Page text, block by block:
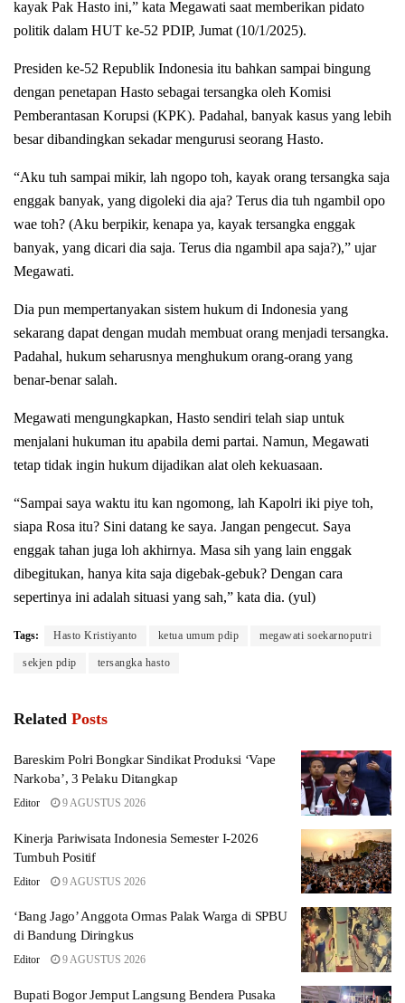
kayak Pak Hasto ini,” kata Megawati saat memberikan pidato
politik dalam HUT ke-52 PDIP, Jumat (10/1/2025).
Presiden ke-52 Republik Indonesia itu bahkan sampai bingung
dengan penetapan Hasto sebagai tersangka oleh Komisi
Pemberantasan Korupsi (KPK). Padahal, banyak kasus yang lebih
besar dibandingkan sekadar mengurusi seorang Hasto.
“Aku tuh sampai mikir, lah ngopo toh, kayak orang tersangka saja
enggak banyak, yang digoleki dia aja? Terus dia tuh ngambil opo
wae toh? (Aku berpikir, kenapa ya, kayak tersangka enggak
banyak, yang dicari dia saja. Terus dia ngambil apa saja?),” ujar
Megawati.
Dia pun mempertanyakan sistem hukum di Indonesia yang
sekarang dapat dengan mudah membuat orang menjadi tersangka.
Padahal, hukum seharusnya menghukum orang-orang yang
benar-benar salah.
Megawati mengungkapkan, Hasto sendiri telah siap untuk
menjalani hukuman itu apabila demi partai. Namun, Megawati
tetap tidak ingin hukum dijadikan alat oleh kekuasaan.
“Sampai saya waktu itu kan ngomong, lah Kapolri iki piye toh,
siapa Rosa itu? Sini datang ke saya. Jangan pengecut. Saya
enggak tahan juga loh akhirnya. Masa sih yang lain enggak
dibegitukan, hanya kita saja digebak-gebuk? Dengan cara
sepertinya ini adalah situasi yang sah,” kata dia. (yul)
Tags: Hasto Kristiyanto ketua umum pdip megawati soekarnoputri
sekjen pdip tersangka hasto
Related Posts
Bareskim Polri Bongkar Sindikat Produksi ‘Vape
Narkoba’, 3 Pelaku Ditangkap
Editor 9 AGUSTUS 2026
Kinerja Pariwisata Indonesia Semester I-2026
Tumbuh Positif
Editor 9 AGUSTUS 2026
‘Bang Jago’ Anggota Ormas Palak Warga di SPBU
di Bandung Diringkus
Editor 9 AGUSTUS 2026
Bupati Bogor Jemput Langsung Bendera Pusaka